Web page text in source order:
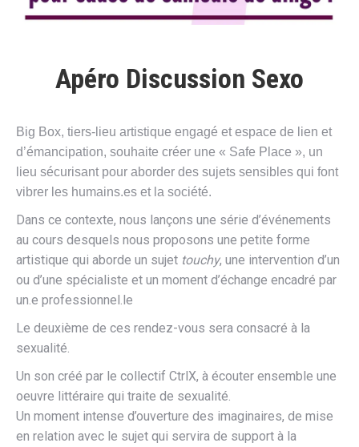
Apéro Discussion Sexo
Big Box, tiers-lieu artistique engagé et espace de lien et
d’émancipation, souhaite créer une « Safe Place », un
lieu sécurisant pour aborder des sujets sensibles qui font
vibrer les humains.es et la société.
Dans ce contexte, nous lançons une série d’événements
au cours desquels nous proposons une petite forme
artistique qui aborde un sujet touchy, une intervention d’un
ou d’une spécialiste et un moment d’échange encadré par
un.e professionnel.le
Le deuxième de ces rendez-vous sera consacré à la
sexualité.
Un son créé par le collectif CtrlX, à écouter ensemble une
oeuvre littéraire qui traite de sexualité.
Un moment intense d’ouverture des imaginaires, de mise
en relation avec le sujet qui servira de support à la